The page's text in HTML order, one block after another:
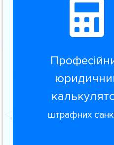
штрафних